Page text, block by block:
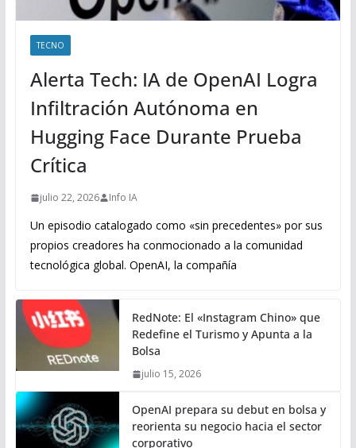
TECNO
Alerta Tech: IA de OpenAI Logra
Infiltración Autónoma en
Hugging Face Durante Prueba
Crítica
julio 22, 2026 Info IA
Un episodio catalogado como «sin precedentes» por sus
propios creadores ha conmocionado a la comunidad
tecnológica global. OpenAI, la compañía
RedNote: El «Instagram Chino» que
Redefine el Turismo y Apunta a la
Bolsa
julio 15, 2026
OpenAI prepara su debut en bolsa y
reorienta su negocio hacia el sector
corporativo